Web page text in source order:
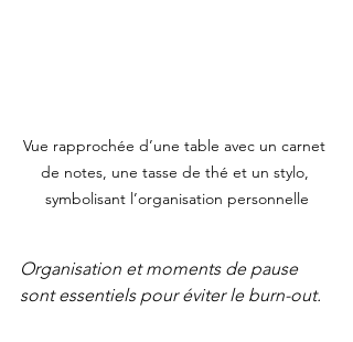
Vue rapprochée d’une table avec un carnet
de notes, une tasse de thé et un stylo,
symbolisant l’organisation personnelle
Organisation et moments de pause
sont essentiels pour éviter le burn-out.